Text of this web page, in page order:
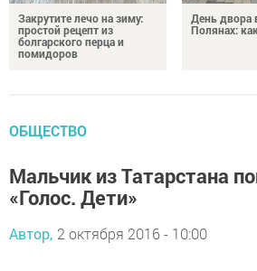
Закрутите лечо на зиму:
простой рецепт из
болгарского перца и
помидоров
День двора
Полянах:
ОБЩЕСТВО
Мальчик из Татарстана
«Голос. Дети»
Автор, 2 октября 2016 - 10:00